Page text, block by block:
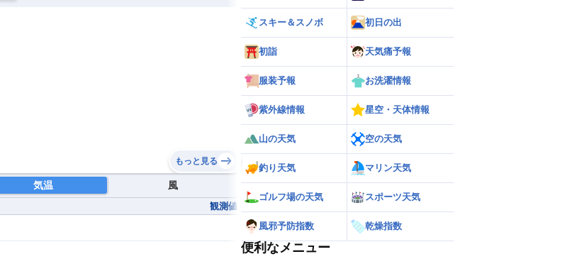
もっと見る
気温 風
観測値
スキー＆スノボ 初日の出
初詣 天気痛予報
服装予報 お洗濯情報
紫外線情報 星空・天体情報
山の天気 空の天気
釣り天気 マリン天気
ゴルフ場の天気 スポーツ天気
風邪予防指数 乾燥指数
便利なメニュー